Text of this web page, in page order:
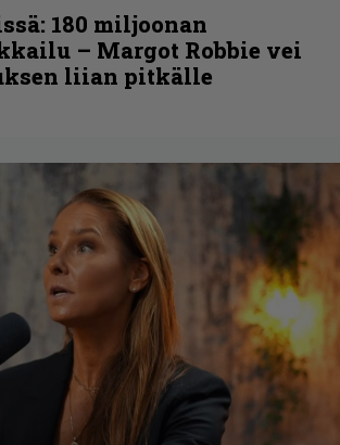
180 miljoonan
– Margot Robbie vei
liian pitkälle